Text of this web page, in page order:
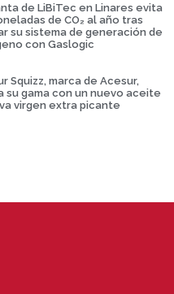
de LiBiTec en Linares evita
de CO₂ al año tras
su sistema de generación de
con Gaslogic
Squizz, marca de Acesur,
su gama con un nuevo aceite
virgen extra picante